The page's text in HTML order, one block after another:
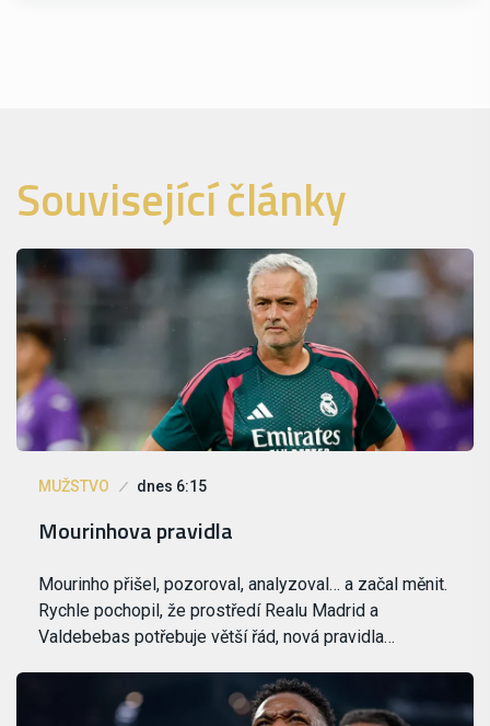
Související články
MUŽSTVO dnes 6:15
Mourinhova pravidla
Mourinho přišel, pozoroval, analyzoval… a začal měnit.
Rychle pochopil, že prostředí Realu Madrid a
Valdebebas potřebuje větší řád, nová pravidla…